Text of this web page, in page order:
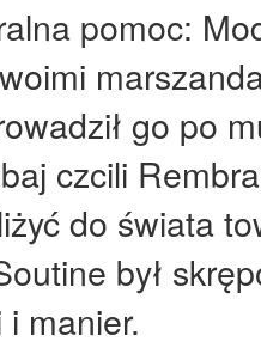
pomoc:
go po
czcili
do świata
był
manier.